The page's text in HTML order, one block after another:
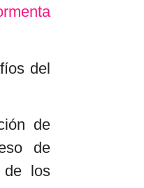
del
de
de
de los